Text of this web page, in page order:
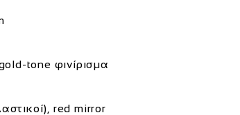
tone φινίρισμα
red mirror